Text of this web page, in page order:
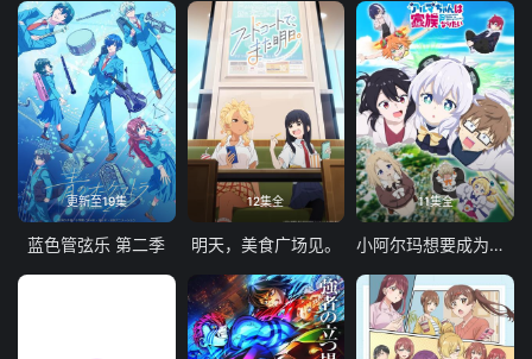
更新至19集
蓝色管弦乐 第二季
12集全
明天，美食广场见。
11集全
小阿尔玛想要成为家人